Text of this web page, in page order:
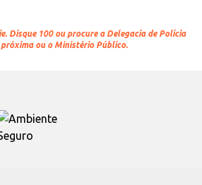
Disque 100 ou procure a Delegacia de Polícia
ou o Ministério Público.